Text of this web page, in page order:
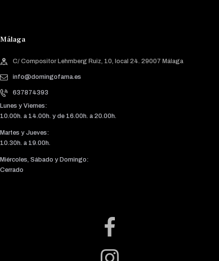
Málaga
C/ Compositor Lehmberg Ruiz, 10, local 24. 29007 Málaga
info@domingofama.es
637874393
Lunes y Viernes:
10.00h. a 14.00h. y de 16.00h. a 20.00h.
Martes y Jueves:
10.30h. a 19.00h.
Miércoles, Sábado y Domingo:
Cerrado